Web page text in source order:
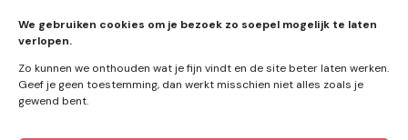
We gebruiken cookies om je bezoek zo soepel mogelijk te laten
verlopen.
Zo kunnen we onthouden wat je fijn vindt en de site beter laten werken.
Geef je geen toestemming, dan werkt misschien niet alles zoals je
gewend bent.
zonne-energie (9)